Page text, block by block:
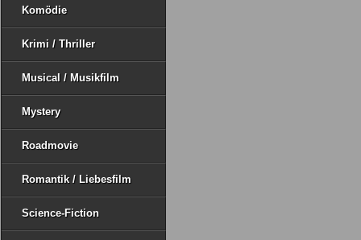
Komödie
Krimi / Thriller
Musical / Musikfilm
Mystery
Roadmovie
Romantik / Liebesfilm
Science-Fiction